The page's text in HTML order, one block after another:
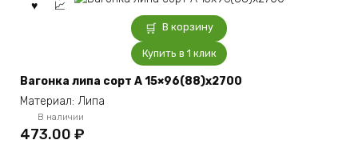
В корзину
Купить в 1 клик
Вагонка липа сорт А 15×96(88)x2700
Материал: Липа
В наличии
473.00 ₽